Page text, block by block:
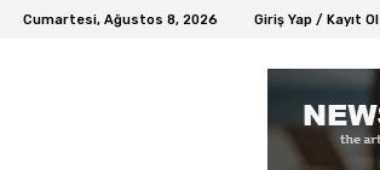
Cumartesi, Ağustos 8, 2026 Giriş Yap / Kayıt Ol